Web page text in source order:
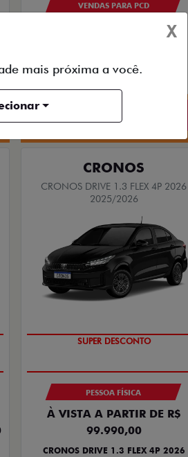
VENDAS PARA PCD
CRONOS
CRONOS DRIVE 1.3 FLEX 4P 2026
2025/2026
PESSOA FÍSICA
À VISTA A PARTIR DE R$
99.990,00
CRONOS DRIVE 1.3 FLEX 4P 2026
X
mais próxima a você.